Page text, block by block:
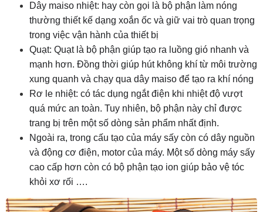
Dây maiso nhiệt: hay còn gọi là bộ phận làm nóng
thường thiết kế dạng xoắn ốc và giữ vai trò quan trọng
trong việc vận hành của thiết bị
Quạt: Quạt là bộ phận giúp tạo ra luồng gió nhanh và
mạnh hơn. Đồng thời giúp hút không khí từ môi trường
xung quanh và chạy qua dây maiso để tạo ra khí nóng
Rơ le nhiệt: có tác dụng ngắt điện khi nhiệt độ vượt
quá mức an toàn. Tuy nhiên, bộ phận này chỉ được
trang bị trên một số dòng sản phẩm nhất định.
Ngoài ra, trong cấu tạo của máy sấy còn có dây nguồn
và động cơ điện, motor của máy. Một số dòng máy sấy
cao cấp hơn còn có bộ phận tạo ion giúp bảo vệ tóc
khỏi xơ rối ….